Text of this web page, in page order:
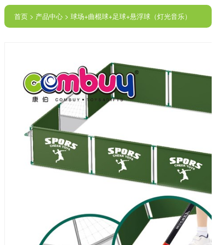
首页 > 产品中心 > 球场+曲棍球+足球+悬浮球（灯光音乐）